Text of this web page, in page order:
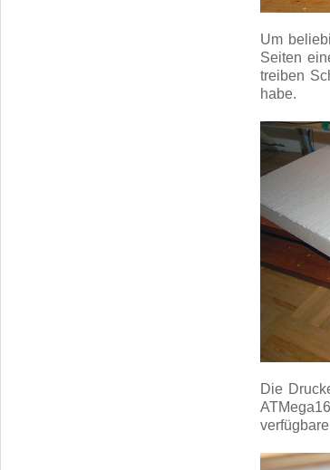
Um
Seiten
treiben
habe.
Die